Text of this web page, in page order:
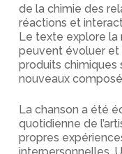
de la chimie des
réactions et
Le texte explore la
peuvent évoluer et
produits chimiques
nouveaux
La chanson a été
quotidienne de
propres